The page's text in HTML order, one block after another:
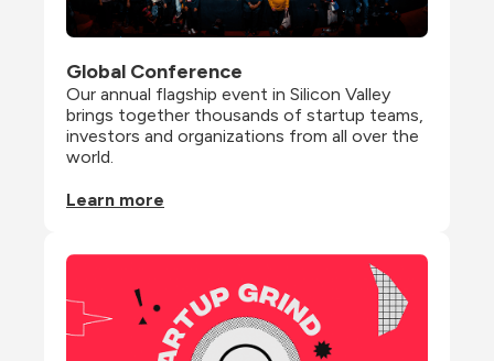
Global Conference
Our annual flagship event in Silicon Valley
brings together thousands of startup teams,
investors and organizations from all over the
world.
Learn more